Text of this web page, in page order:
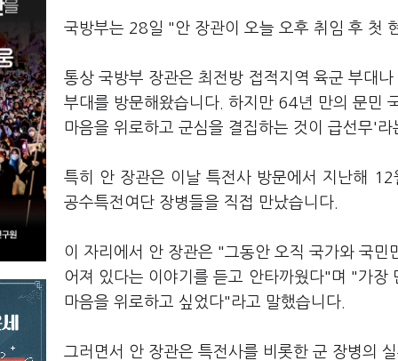
국방부는 28일 "안 장관이 오늘 오후 취임 후 첫
통상 국방부 장관은 최전방 접적지역 육군 부대
부대를 방문해왔습니다. 하지만 64년 만의 문민
마음을 위로하고 군심을 결집하는 것이 급선무'
특히 안 장관은 이날 특전사 방문에서 지난해
공수특전여단 장병들을 직접 만났습니다.
이 자리에서 안 장관은 "그동안 오직 국가와 국
어져 있다는 이야기를 듣고 안타까웠다"며 "가장
마음을 위로하고 싶었다"라고 말했습니다.
그러면서 안 장관은 특전사를 비롯한 군 장병의